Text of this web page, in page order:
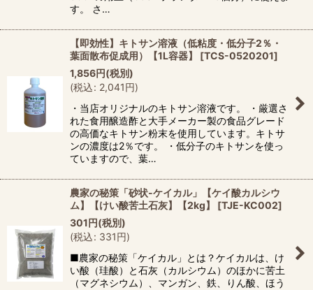
す。 さ…
【即効性】キトサン溶液（低粘度・低分子2％・
葉面散布促成用）【1L容器】
[TCS-0520201]
1,856円(税別)
(税込: 2,041円)
・当店オリジナルのキトサン溶液です。 ・厳選さ
れた食用醸造酢と大手メーカー製の食品グレード
の高価なキトサン粉末を使用しています。キトサ
ンの濃度は2％です。 ・低分子のキトサンを使っ
ていますので、葉…
農家の秘策「砂状-ケイカル」【ケイ酸カルシウ
ム】【けい酸苦土石灰】【2kg】
[TJE-KC002]
301円(税別)
(税込: 331円)
■農家の秘策「ケイカル」とは？ケイカルは、け
い酸（珪酸）と石灰（カルシウム）のほかに苦土
（マグネシウム）、マンガン、鉄、りん酸、ほう